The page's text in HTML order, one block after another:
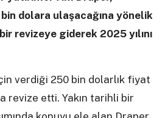
dolara ulaşacağına yönelik
revizeye giderek 2025 yılını
verdiği 250 bin dolarlık fiyat
revize etti. Yakın tarihli bir